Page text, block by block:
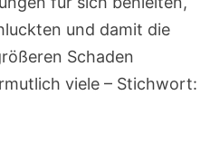
und damit die
Schaden
viele – Stichwort: